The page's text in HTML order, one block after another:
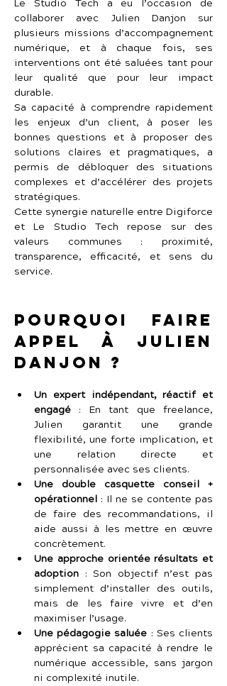
Le Studio Tech a eu l’occasion de
collaborer avec Julien Danjon sur
plusieurs missions d’accompagnement
numérique, et à chaque fois, ses
interventions ont été saluées tant pour
leur qualité que pour leur impact
durable.
Sa capacité à comprendre rapidement
les enjeux d’un client, à poser les
bonnes questions et à proposer des
solutions claires et pragmatiques, a
permis de débloquer des situations
complexes et d’accélérer des projets
stratégiques.
Cette synergie naturelle entre Digiforce
et Le Studio Tech repose sur des
valeurs communes : proximité,
transparence, efficacité, et sens du
service.
Pourquoi faire
appel à Julien
Danjon ?
Un expert indépendant, réactif et
engagé :
En tant que freelance,
Julien garantit une grande
flexibilité, une forte implication, et
une relation directe et
personnalisée avec ses clients.
Une double casquette conseil +
opérationnel : Il ne se contente pas
de faire des recommandations, il
aide aussi à les mettre en œuvre
concrètement.
Une approche orientée résultats et
adoption : Son objectif n’est pas
simplement d’installer des outils,
mais de les faire vivre et d’en
maximiser l’usage.
Une pédagogie saluée : Ses clients
apprécient sa capacité à rendre le
numérique accessible, sans jargon
ni complexité inutile.